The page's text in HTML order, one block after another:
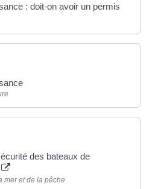
: doit-on avoir un permis
des bateaux de
mer et de la pêche